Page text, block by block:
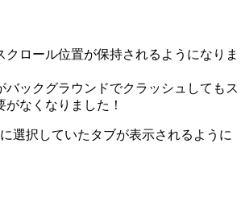
クロール位置が保持されるようになりま
バックグラウンドでクラッシュしてもス
なくなりました！
選択していたタブが表示されるように